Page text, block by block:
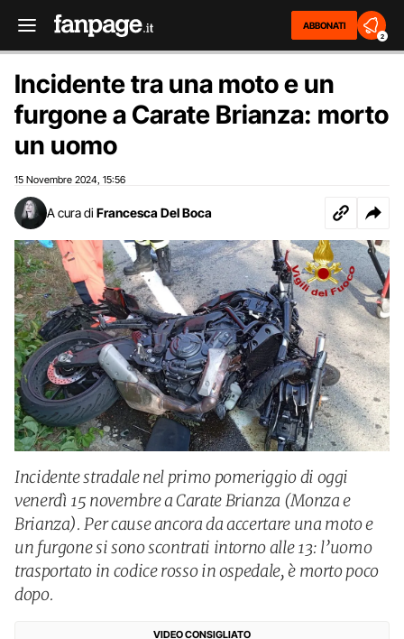
ABBONATI
2
Incidente tra una moto e un
furgone a Carate Brianza: morto
un uomo
15 Novembre 2024 15:56
A cura di Francesca Del Boca
Incidente stradale nel primo pomeriggio di oggi
venerdì 15 novembre a Carate Brianza (Monza e
Brianza). Per cause ancora da accertare una moto e
un furgone si sono scontrati intorno alle 13: l’uomo
trasportato in codice rosso in ospedale, è morto poco
dopo.
VIDEO CONSIGLIATO